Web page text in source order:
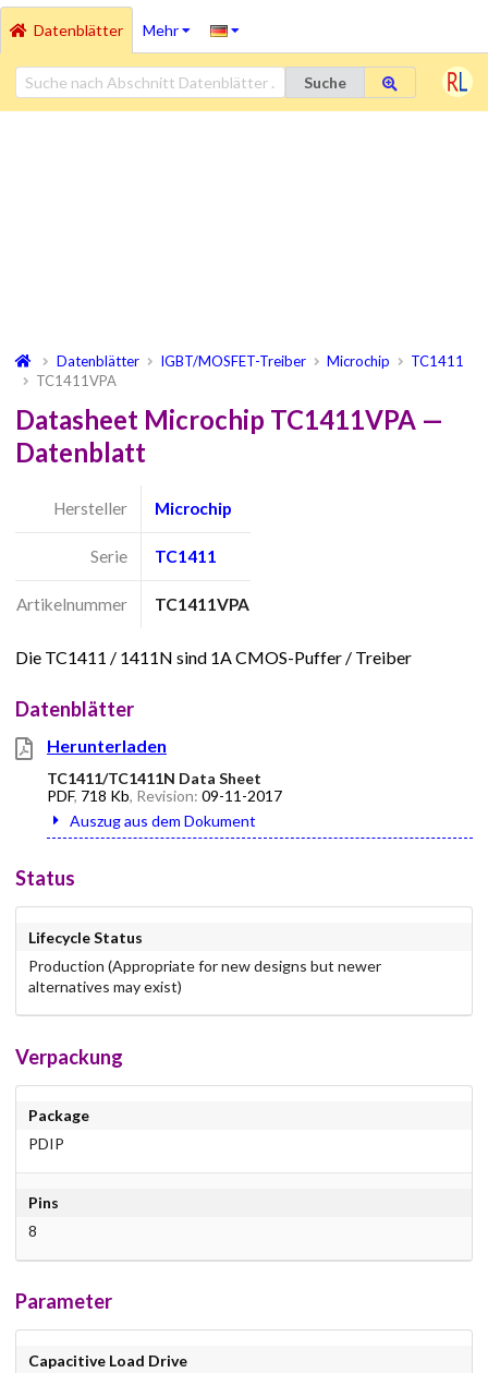
Datenblätter Mehr
Suche
Datenblätter IGBT/MOSFET-Treiber Microchip
TC1411
TC1411VPA
Datasheet Microchip TC1411VPA —
Datenblatt
Hersteller Microchip
Serie TC1411
Artikelnummer TC1411VPA
Die TC1411 / 1411N sind 1A CMOS-Puffer / Treiber
Datenblätter
Herunterladen
TC1411/TC1411N Data Sheet
PDF, 718 Kb, Revision: 09-11-2017
Auszug aus dem Dokument
Status
Lifecycle Status
Production (Appropriate for new designs but newer
alternatives may exist)
Verpackung
Package
PDIP
Pins
8
Parameter
Capacitive Load Drive